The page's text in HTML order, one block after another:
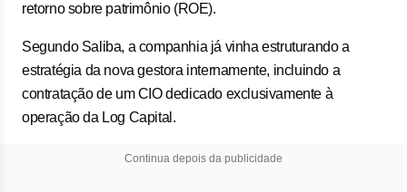
retorno sobre patrimônio (ROE).
Segundo Saliba, a companhia já vinha estruturando a
estratégia da nova gestora internamente, incluindo a
contratação de um CIO dedicado exclusivamente à
operação da Log Capital.
Continua depois da publicidade